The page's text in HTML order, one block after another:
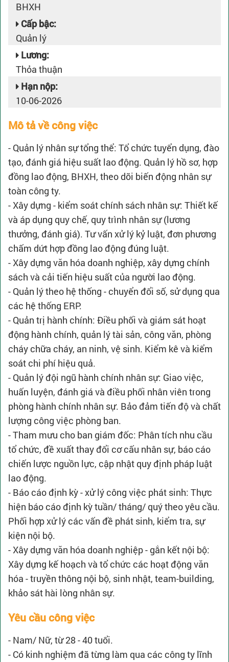
BHXH
Cấp bậc:
Quản lý
Lương:
Thỏa thuận
Hạn nộp:
10-06-2026
Mô tả về công việc
- Quản lý nhân sự tổng thể: Tổ chức tuyển dụng, đào
tạo, đánh giá hiệu suất lao động. Quản lý hồ sơ, hợp
đồng lao động, BHXH, theo dõi biến động nhân sự
toàn công ty.
- Xây dựng - kiểm soát chính sách nhân sự: Thiết kế
và áp dụng quy chế, quy trình nhân sự (lương
thưởng, đánh giá). Tư vấn xử lý kỷ luật, đơn phương
chấm dứt hợp đồng lao động đúng luật.
- Xây dựng văn hóa doanh nghiệp, xây dựng chính
sách và cải tiến hiệu suất của người lao động.
- Quản lý theo hệ thống - chuyển đổi số, sử dụng qua
các hệ thống ERP.
- Quản trị hành chính: Điều phối và giám sát hoạt
động hành chính, quản lý tài sản, công văn, phòng
cháy chữa cháy, an ninh, vệ sinh. Kiểm kê và kiểm
soát chi phí hiệu quả.
- Quản lý đội ngũ hành chính nhân sự: Giao việc,
huấn luyện, đánh giá và điều phối nhân viên trong
phòng hành chính nhân sự. Bảo đảm tiến độ và chất
lượng công việc phòng ban.
- Tham mưu cho ban giám đốc: Phân tích nhu cầu
tổ chức, đề xuất thay đổi cơ cấu nhân sự, báo cáo
chiến lược nguồn lực, cập nhật quy định pháp luật
lao động.
- Báo cáo định kỳ - xử lý công việc phát sinh: Thực
hiện báo cáo định kỳ tuần/ tháng/ quý theo yêu cầu.
Phối hợp xử lý các vấn đề phát sinh, kiểm tra, sự
kiện nội bộ.
- Xây dựng văn hóa doanh nghiệp - gắn kết nội bộ:
Xây dựng kế hoạch và tổ chức các hoạt động văn
hóa - truyền thông nội bộ, sinh nhật, team-building,
khảo sát hài lòng nhân sự.
Yêu cầu công việc
- Nam/ Nữ, từ 28 - 40 tuổi.
- Có kinh nghiệm đã từng làm qua các công ty lĩnh